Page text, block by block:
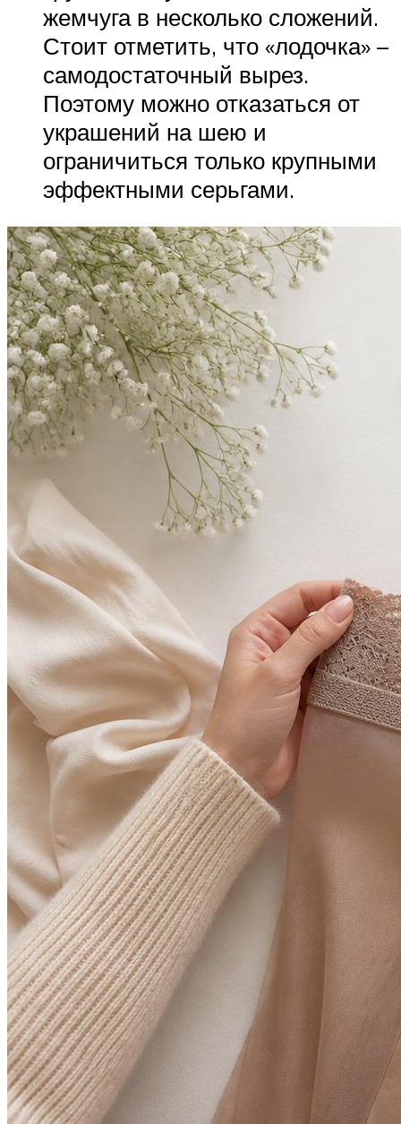
жемчуга в несколько сложений.
Стоит отметить, что «лодочка» –
самодостаточный вырез.
Поэтому можно отказаться от
украшений на шею и
ограничиться только крупными
эффектными серьгами.